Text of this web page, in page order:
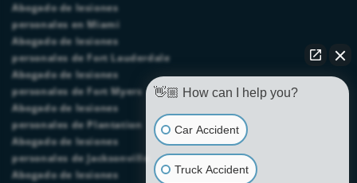
Abogado de lesiones
personales en Miami
Abogado de lesiones
personales de Fort Lauderdale
Abogado de lesiones
personales de Fort Myers
Abogado de lesiones
personales de Plantation
Abogado de lesiones
personales de Jacksonville
Abogado de lesiones
👋🏼 How can I help you?
Car Accident
Truck Accident